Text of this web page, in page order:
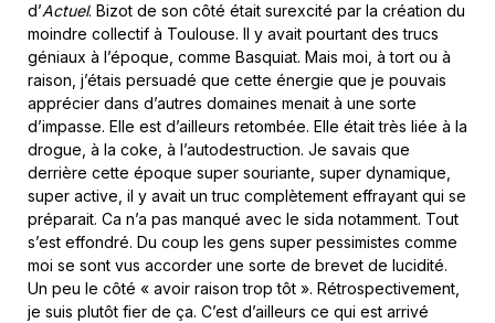
d’Actuel. Bizot de son côté était surexcité par la création du
moindre collectif à Toulouse. Il y avait pourtant des trucs
géniaux à l’époque, comme Basquiat. Mais moi, à tort ou à
raison, j’étais persuadé que cette énergie que je pouvais
apprécier dans d’autres domaines menait à une sorte
d’impasse. Elle est d’ailleurs retombée. Elle était très liée à la
drogue, à la coke, à l’autodestruction. Je savais que
derrière cette époque super souriante, super dynamique,
super active, il y avait un truc complètement effrayant qui se
préparait. Ca n’a pas manqué avec le sida notamment. Tout
s’est effondré. Du coup les gens super pessimistes comme
moi se sont vus accorder une sorte de brevet de lucidité.
Un peu le côté « avoir raison trop tôt ». Rétrospectivement,
je suis plutôt fier de ça. C’est d’ailleurs ce qui est arrivé